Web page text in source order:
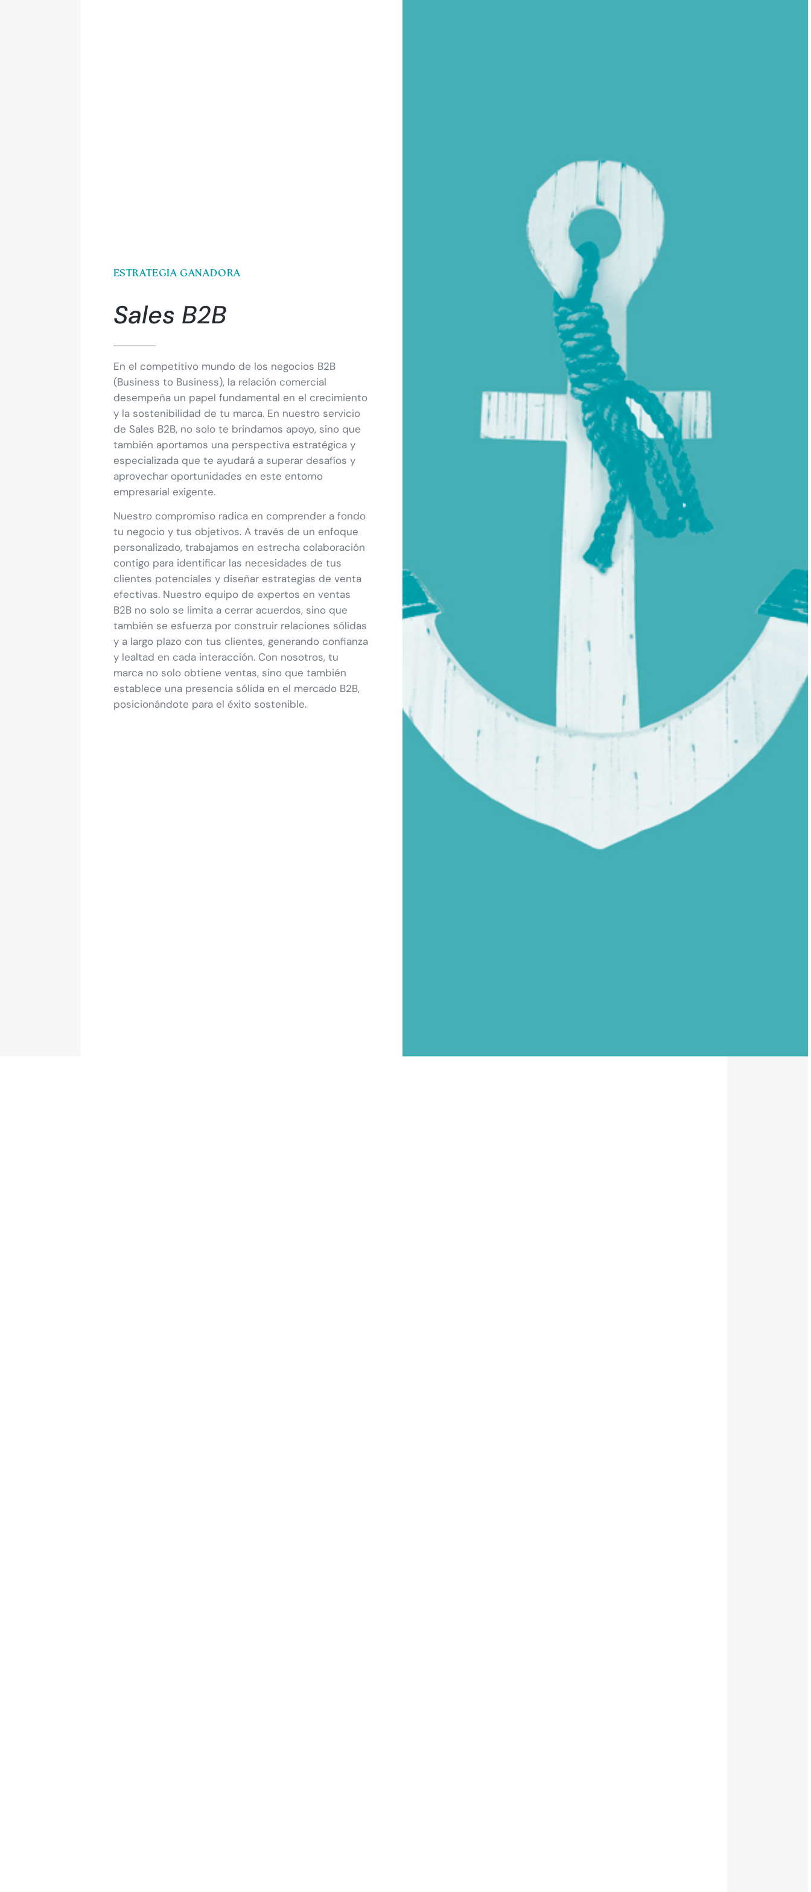
ESTRATEGIA GANADORA
Sales B2B
En el competitivo mundo de los negocios B2B
(Business to Business), la relación comercial
desempeña un papel fundamental en el crecimiento
y la sostenibilidad de tu marca. En nuestro servicio
de Sales B2B, no solo te brindamos apoyo, sino que
también aportamos una perspectiva estratégica y
especializada que te ayudará a superar desafíos y
aprovechar oportunidades en este entorno
empresarial exigente.
Nuestro compromiso radica en comprender a fondo
tu negocio y tus objetivos. A través de un enfoque
personalizado, trabajamos en estrecha colaboración
contigo para identificar las necesidades de tus
clientes potenciales y diseñar estrategias de venta
efectivas. Nuestro equipo de expertos en ventas
B2B no solo se limita a cerrar acuerdos, sino que
también se esfuerza por construir relaciones sólidas
y a largo plazo con tus clientes, generando confianza
y lealtad en cada interacción. Con nosotros, tu
marca no solo obtiene ventas, sino que también
establece una presencia sólida en el mercado B2B,
posicionándote para el éxito sostenible.